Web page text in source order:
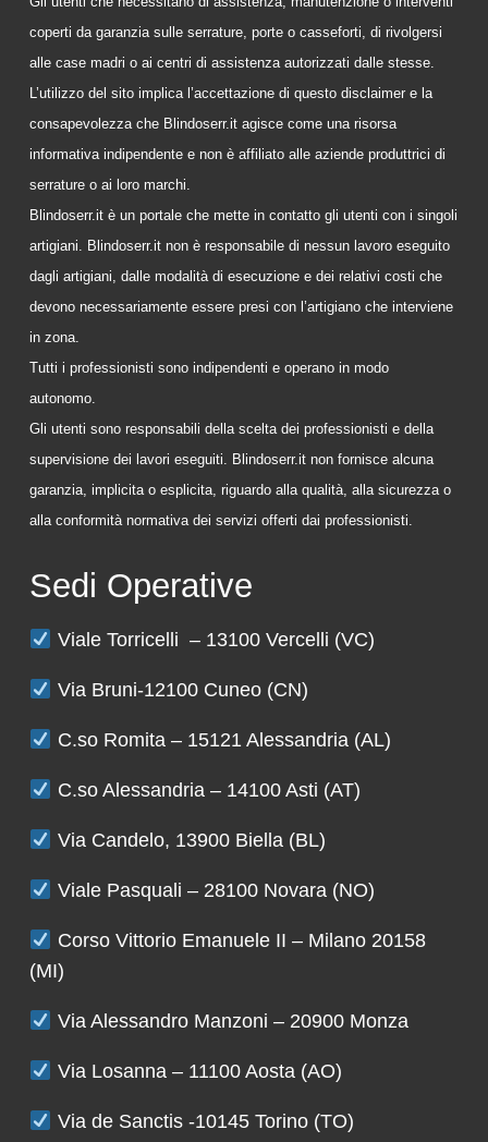
coperti da garanzia sulle serrature, porte o casseforti, di rivolgersi
alle case madri o ai centri di assistenza autorizzati dalle stesse.
L’utilizzo del sito implica l’accettazione di questo disclaimer e la
consapevolezza che Blindoserr.it agisce come una risorsa
informativa indipendente e non è affiliato alle aziende produttrici di
serrature o ai loro marchi.
Blindoserr.it è un portale che mette in contatto gli utenti con i singoli
artigiani. Blindoserr.it non è responsabile di nessun lavoro eseguito
dagli artigiani, dalle modalità di esecuzione e dei relativi costi che
devono necessariamente essere presi con l’artigiano che interviene
in zona.
Tutti i professionisti sono indipendenti e operano in modo
autonomo.
Gli utenti sono responsabili della scelta dei professionisti e della
supervisione dei lavori eseguiti. Blindoserr.it non fornisce alcuna
garanzia, implicita o esplicita, riguardo alla qualità, alla sicurezza o
alla conformità normativa dei servizi offerti dai professionisti.
Sedi Operative
Viale Torricelli – 13100 Vercelli (VC)
Via Bruni-12100 Cuneo (CN)
C.so Romita – 15121 Alessandria (AL)
C.so Alessandria – 14100 Asti (AT)
Via Candelo, 13900 Biella (BL)
Viale Pasquali – 28100 Novara (NO)
Corso Vittorio Emanuele II – Milano 20158
(MI)
Via Alessandro Manzoni – 20900 Monza
Via Losanna – 11100 Aosta (AO)
Via de Sanctis -10145 Torino (TO)